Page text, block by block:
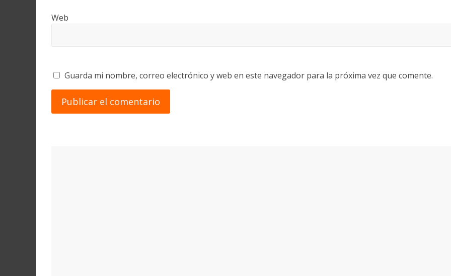
Web
Guarda mi nombre, correo electrónico y web en este navegador para la próxima vez que comente.